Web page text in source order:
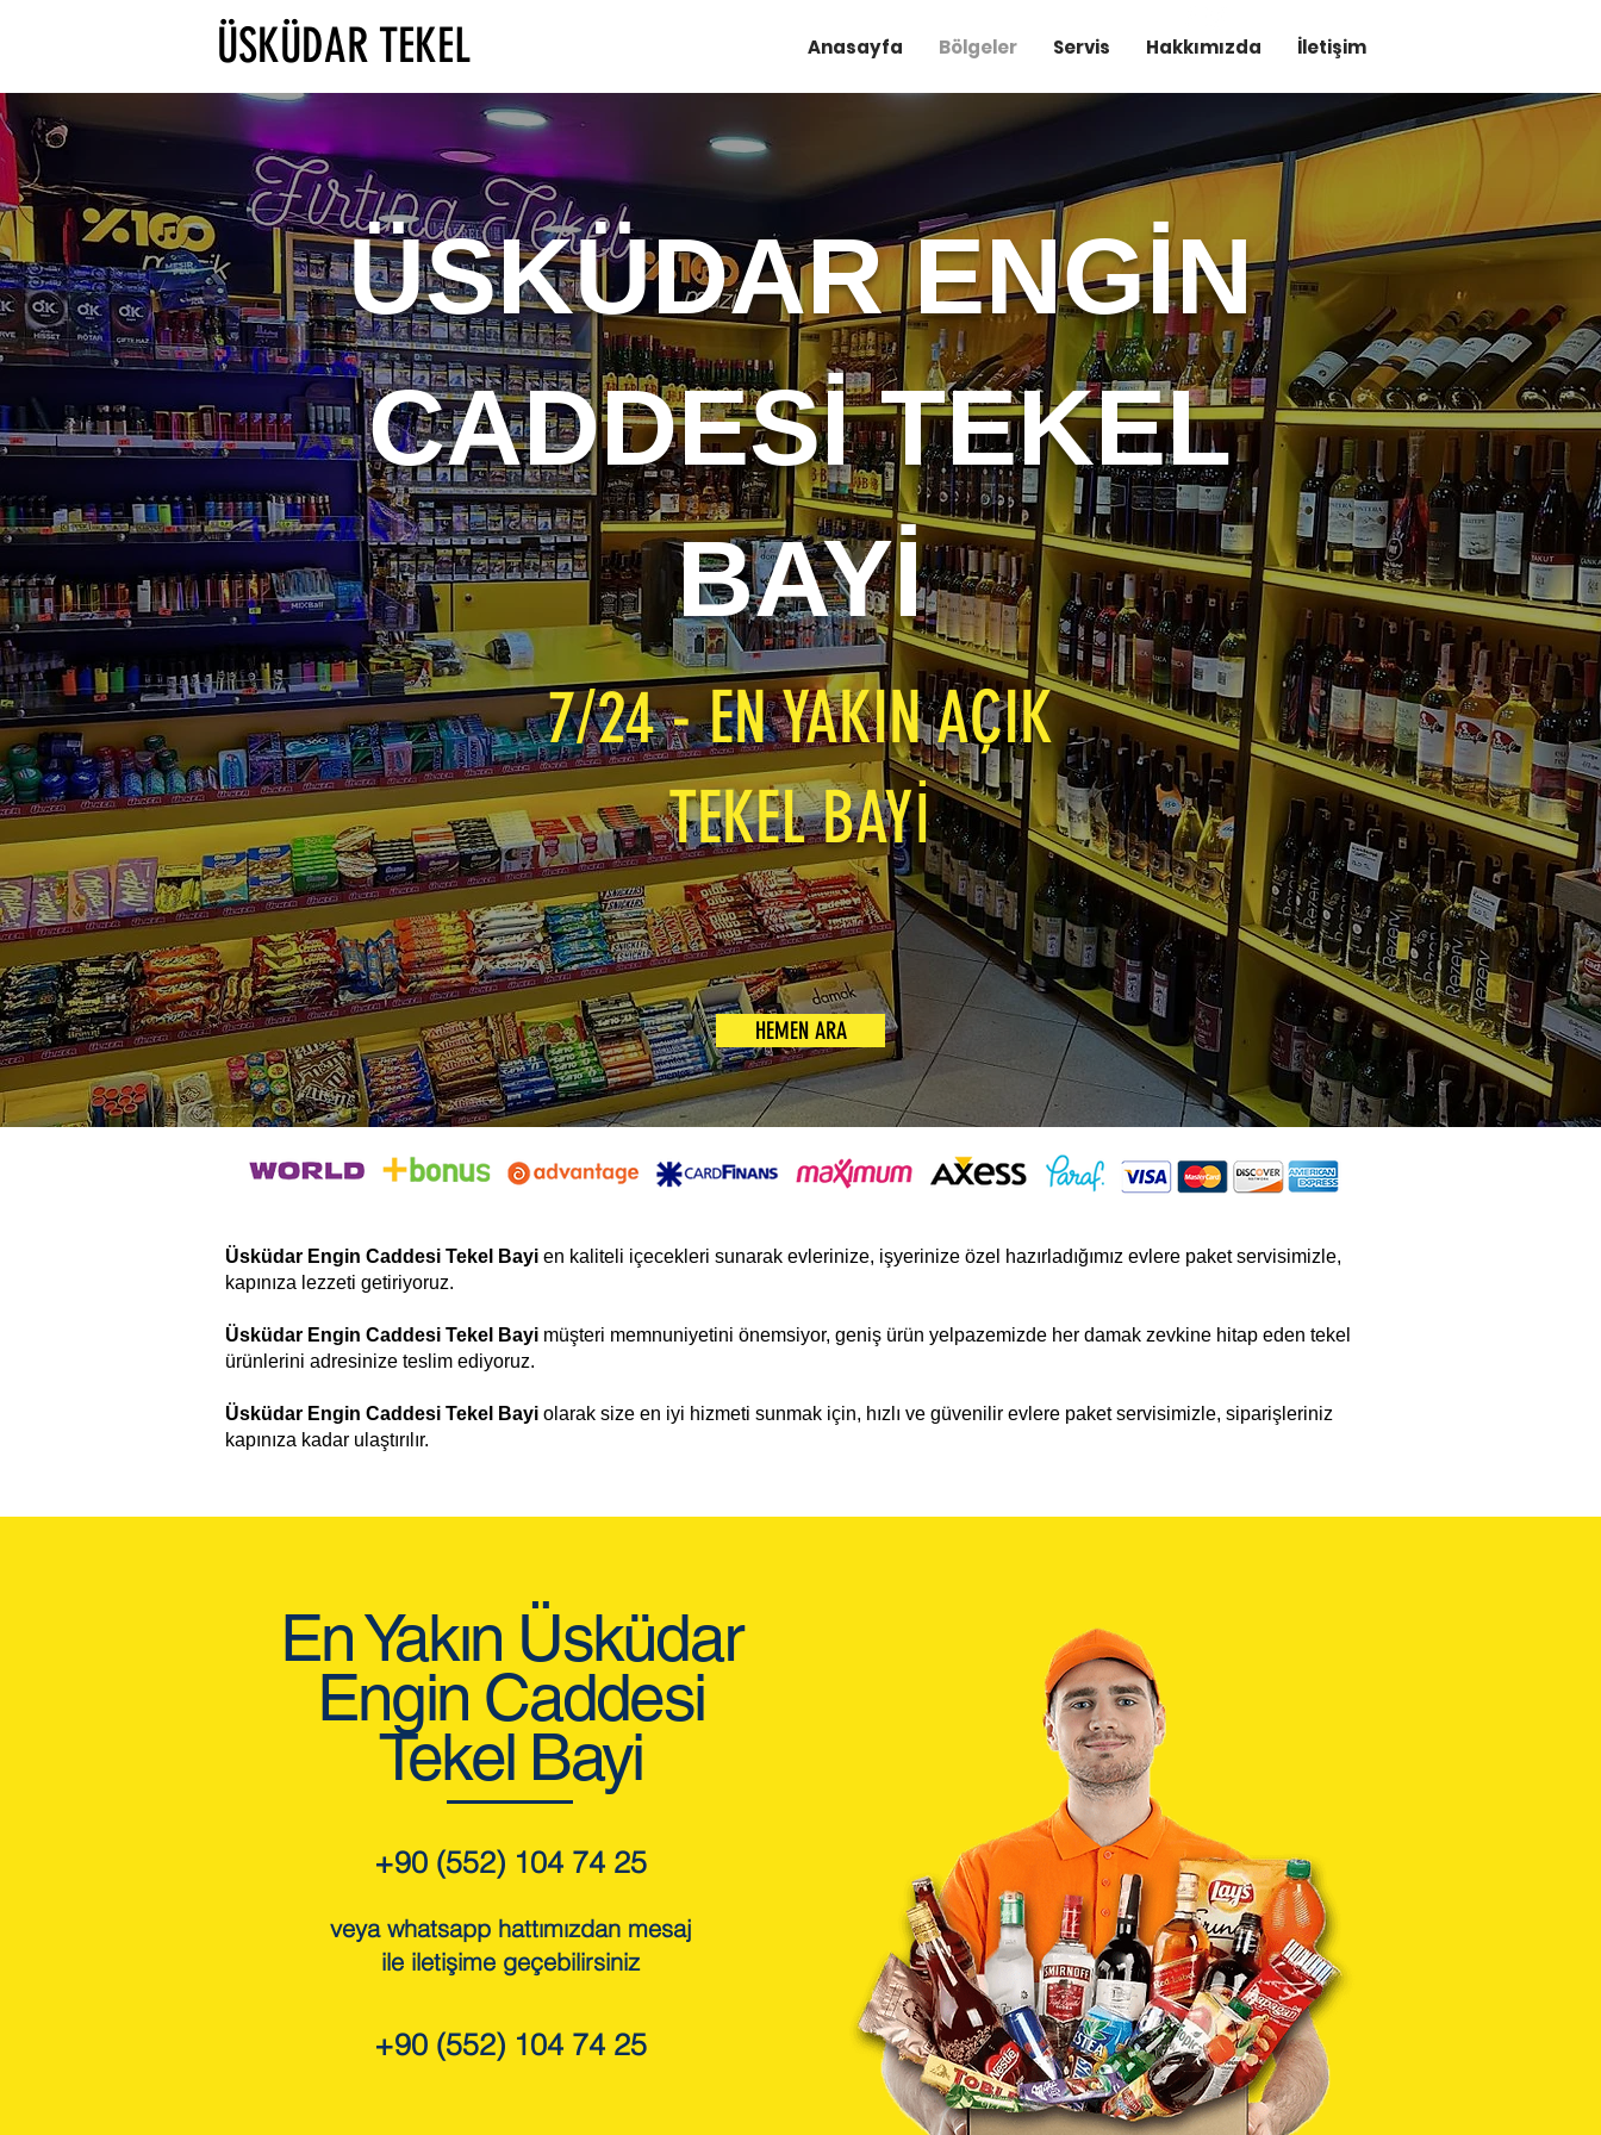
ÜSKÜDAR TEKEL Anasayfa Bölgeler Servis Hakkımızda İletişim
ÜSKÜDAR ENGİN
CADDESİ TEKEL
BAYİ
7/24 - EN YAKIN AÇIK
TEKEL BAYİ
HEMEN ARA
Üsküdar Engin Caddesi Tekel Bayi en kaliteli içecekleri sunarak evlerinize, işyerinize özel hazırladığımız evlere paket servisimizle,
kapınıza lezzeti getiriyoruz.
Üsküdar Engin Caddesi Tekel Bayi müşteri memnuniyetini önemsiyor, geniş ürün yelpazemizde her damak zevkine hitap eden tekel
ürünlerini adresinize teslim ediyoruz.
Üsküdar Engin Caddesi Tekel Bayi olarak size en iyi hizmeti sunmak için, hızlı ve güvenilir evlere paket servisimizle, siparişleriniz
kapınıza kadar ulaştırılır.
En Yakın Üsküdar
Engin Caddesi
Tekel Bayi
+90 (552) 104 74 25
veya whatsapp hattımızdan mesaj
ile iletişime geçebilirsiniz
+90 (552) 104 74 25